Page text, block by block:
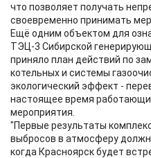
что позволяет получать
своевременно принимать
Ещё одним объектом для
ТЭЦ-3 Сибирской
приняло план действий по
котельных и системы
экологический эффект -
настоящее время
мероприятия.
"Первые результаты
выбросов в атмосферу
когда Красноярск будет